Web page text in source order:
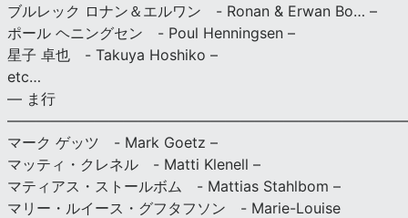
ブルレック ロナン＆エルワン - Ronan & Erwan Bo… –
ポール ヘニングセン - Poul Henningsen –
星子 卓也 - Takuya Hoshiko –
etc…
— ま行
マーク ゲッツ - Mark Goetz –
マッティ・クレネル - Matti Klenell –
マティアス・ストールボム - Mattias Stahlbom –
マリー・ルイース・グフタフソン - Marie-Louise